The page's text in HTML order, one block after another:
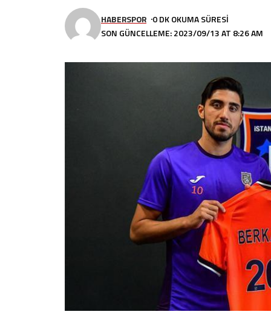
SON GÜNCELLEME: 2023/09/13 AT 8:26 AM
HABERSPOR 0 DK OKUMA SÜRESI